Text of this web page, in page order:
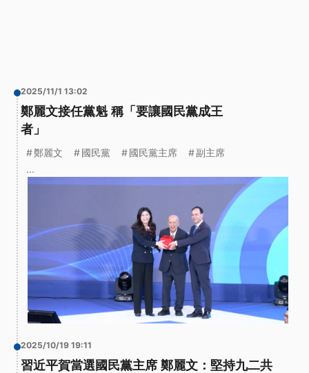
2025/11/1 13:02
鄭麗文接任黨魁 稱「要讓國民黨成王
者」
鄭麗文 國民黨 國民黨主席
副主席
...
2025/10/19 19:11
習近平賀當選國民黨主席 鄭麗文：堅持九二共